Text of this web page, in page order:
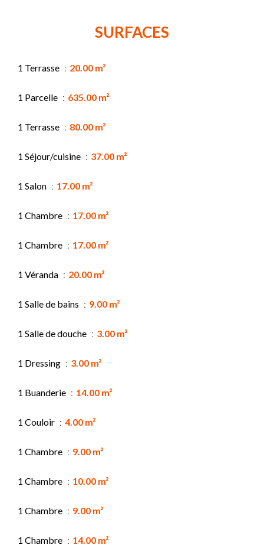
SURFACES
1 Terrasse 20.00 m²
1 Parcelle 635.00 m²
1 Terrasse 80.00 m²
1 Séjour/cuisine 37.00 m²
1 Salon 17.00 m²
1 Chambre 17.00 m²
1 Chambre 17.00 m²
1 Véranda 20.00 m²
1 Salle de bains 9.00 m²
1 Salle de douche 3.00 m²
1 Dressing 3.00 m²
1 Buanderie 14.00 m²
1 Couloir 4.00 m²
1 Chambre 9.00 m²
1 Chambre 10.00 m²
1 Chambre 9.00 m²
1 Chambre 14.00 m²